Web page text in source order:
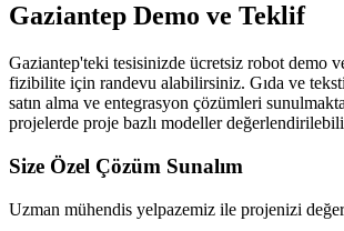
Gaziantep Demo ve Teklif
Gaziantep'teki tesisinizde ücretsiz robot demo
fizibilite için randevu alabilirsiniz. Gıda ve
satın alma ve entegrasyon çözümleri
projelerde proje bazlı modeller
Size Özel Çözüm Sunalım
Uzman mühendis yelpazemiz ile projenizi